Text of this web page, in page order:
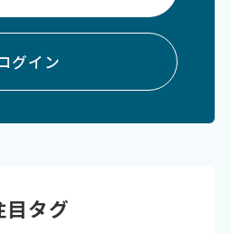
グイン
目タグ